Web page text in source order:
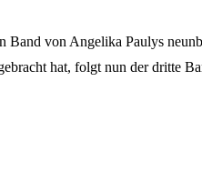
Band von Angelika Paulys
hat, folgt nun der dritte